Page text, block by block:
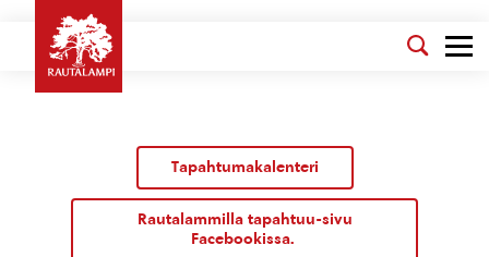
Tapahtumakalenteri
Rautalammilla tapahtuu-sivu
Facebookissa.